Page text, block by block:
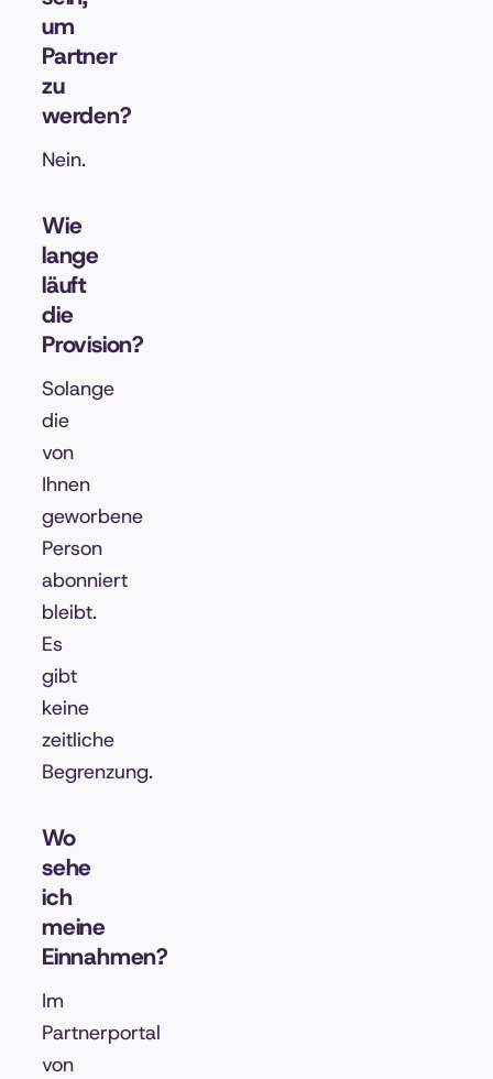
um
Partner
zu
werden?
Nein.
Wie
lange
läuft
die
Provision?
Solange
die
von
Ihnen
geworbene
Person
abonniert
bleibt.
Es
gibt
keine
zeitliche
Begrenzung.
Wo
sehe
ich
meine
Einnahmen?
Im
Partnerportal
von